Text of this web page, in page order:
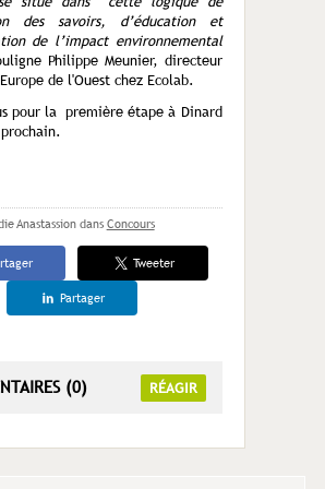
des savoirs, d’éducation et
de l’impact environnemental
Philippe Meunier, directeur
de l'Ouest chez Ecolab.
pour la première étape à Dinard
Anastassion dans Concours
Tweeter
Partager
(0) RÉAGIR